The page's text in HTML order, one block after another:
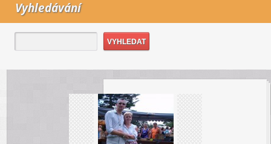
Vyhledávání